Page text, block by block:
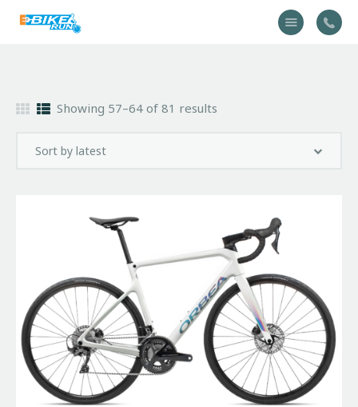
Vélo
Équipement
Contactez-nous
Showing 57–64 of 81 results